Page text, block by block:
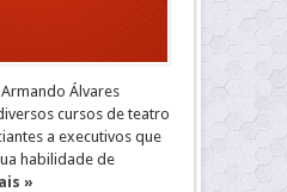
Álvares
cursos de teatro
a executivos que
habilidade de
»